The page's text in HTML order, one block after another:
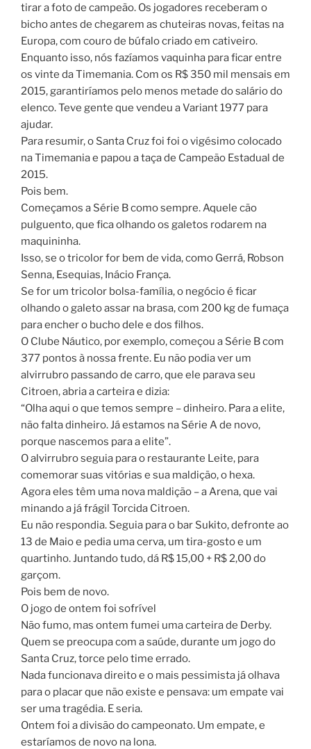
tirar a foto de campeão. Os jogadores receberam o
bicho antes de chegarem as chuteiras novas, feitas na
Europa, com couro de búfalo criado em cativeiro.
Enquanto isso, nós fazíamos vaquinha para ficar entre
os vinte da Timemania. Com os R$ 350 mil mensais em
2015, garantiríamos pelo menos metade do salário do
elenco. Teve gente que vendeu a Variant 1977 para
ajudar.
Para resumir, o Santa Cruz foi foi o vigésimo colocado
na Timemania e papou a taça de Campeão Estadual de
2015.
Pois bem.
Começamos a Série B como sempre. Aquele cão
pulguento, que fica olhando os galetos rodarem na
maquininha.
Isso, se o tricolor for bem de vida, como Gerrá, Robson
Senna, Esequias, Inácio França.
Se for um tricolor bolsa-família, o negócio é ficar
olhando o galeto assar na brasa, com 200 kg de fumaça
para encher o bucho dele e dos filhos.
O Clube Náutico, por exemplo, começou a Série B com
377 pontos à nossa frente. Eu não podia ver um
alvirrubro passando de carro, que ele parava seu
Citroen, abria a carteira e dizia:
“Olha aqui o que temos sempre – dinheiro. Para a elite,
não falta dinheiro. Já estamos na Série A de novo,
porque nascemos para a elite”.
O alvirrubro seguia para o restaurante Leite, para
comemorar suas vitórias e sua maldição, o hexa.
Agora eles têm uma nova maldição – a Arena, que vai
minando a já frágil Torcida Citroen.
Eu não respondia. Seguia para o bar Sukito, defronte ao
13 de Maio e pedia uma cerva, um tira-gosto e um
quartinho. Juntando tudo, dá R$ 15,00 + R$ 2,00 do
garçom.
Pois bem de novo.
O jogo de ontem foi sofrível
Não fumo, mas ontem fumei uma carteira de Derby.
Quem se preocupa com a saúde, durante um jogo do
Santa Cruz, torce pelo time errado.
Nada funcionava direito e o mais pessimista já olhava
para o placar que não existe e pensava: um empate vai
ser uma tragédia. E seria.
Ontem foi a divisão do campeonato. Um empate, e
estaríamos de novo na lona.